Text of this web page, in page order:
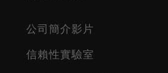
公司簡介影片
信賴性實驗室